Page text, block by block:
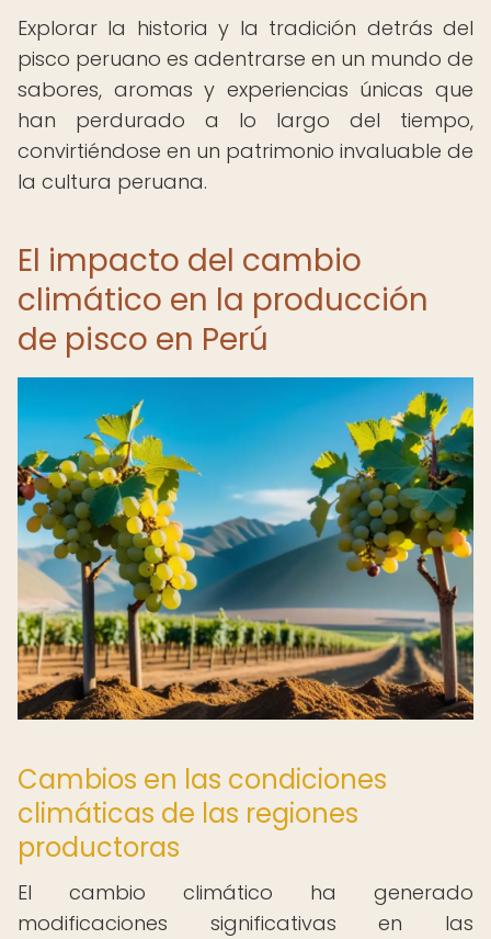
Explorar la historia y la tradición detrás del
pisco peruano es adentrarse en un mundo de
sabores, aromas y experiencias únicas que
han perdurado a lo largo del tiempo,
convirtiéndose en un patrimonio invaluable de
la cultura peruana.
El impacto del cambio
climático en la producción
de pisco en Perú
Cambios en las condiciones
climáticas de las regiones
productoras
El cambio climático ha generado
modificaciones significativas en las